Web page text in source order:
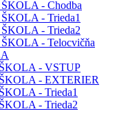
- Chodba
- Trieda1
- Trieda2
- Telocvičňa
- VSTUP
- EXTERIER
- Trieda1
- Trieda2